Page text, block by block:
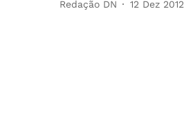
Redação DN 12 Dez 2012